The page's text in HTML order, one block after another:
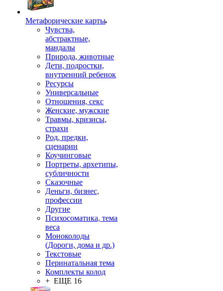
Mетафорические карты
Чувства,
абстрактные,
мандалы
Природа, животные
Дети, подростки,
внутренний ребенок
Ресурсы
Универсальные
Отношения, секс
Женские, мужские
Травмы, кризисы,
страхи
Род, предки,
сценарии
Коучинговые
Портреты, архетипы,
субличности
Сказочные
Деньги, бизнес,
профессии
Другие
Психосоматика, тема
веса
Моноколоды
(Дороги, дома и др.)
Текстовые
Перинатальная тема
Комплекты колод
+ ЕЩЕ 16